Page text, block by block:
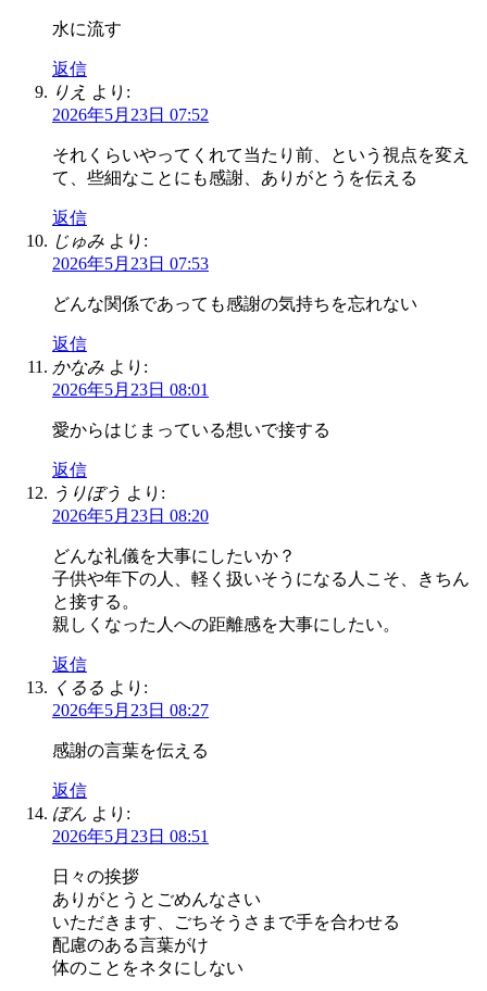
水に流す
返信
りえ より:
2026年5月23日 07:52
それくらいやってくれて当たり前、という視点を変え
て、些細なことにも感謝、ありがとうを伝える
返信
じゅみ より:
2026年5月23日 07:53
どんな関係であっても感謝の気持ちを忘れない
返信
かなみ より:
2026年5月23日 08:01
愛からはじまっている想いで接する
返信
うりぼう より:
2026年5月23日 08:20
どんな礼儀を大事にしたいか？
子供や年下の人、軽く扱いそうになる人こそ、きちん
と接する。
親しくなった人への距離感を大事にしたい。
返信
くるる より:
2026年5月23日 08:27
感謝の言葉を伝える
返信
ぼん より:
2026年5月23日 08:51
日々の挨拶
ありがとうとごめんなさい
いただきます、ごちそうさまで手を合わせる
配慮のある言葉がけ
体のことをネタにしない